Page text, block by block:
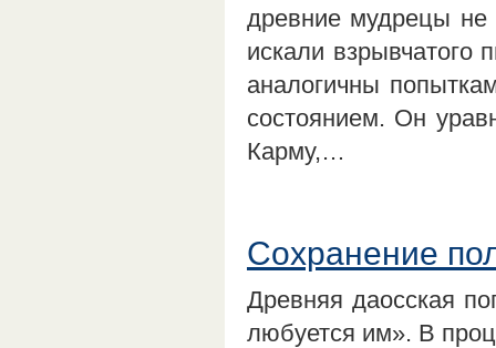
древние мудрецы
искали взрывчатого
аналогичны
состоянием. Он
Карму,…
Сохранение
Древняя даосская
любуется им». В